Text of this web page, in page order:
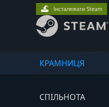
КРАМНИЦЯ
СПІЛЬНОТА
Інсталювати Steam